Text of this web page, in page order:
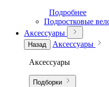
Подробнее
Подростковые
Аксессуары
Назад Аксессуары
Аксессуары
Подборки